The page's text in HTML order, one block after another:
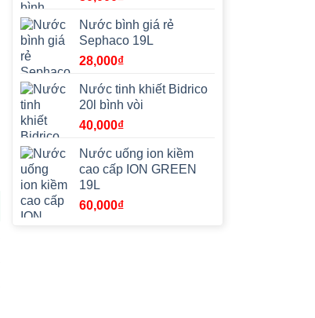
Nước bình giá rẻ
Sephaco 19L
28,000₫
Nước tinh khiết Bidrico
20l bình vòi
40,000₫
Nước uống ion kiềm
cao cấp ION GREEN
19L
60,000₫